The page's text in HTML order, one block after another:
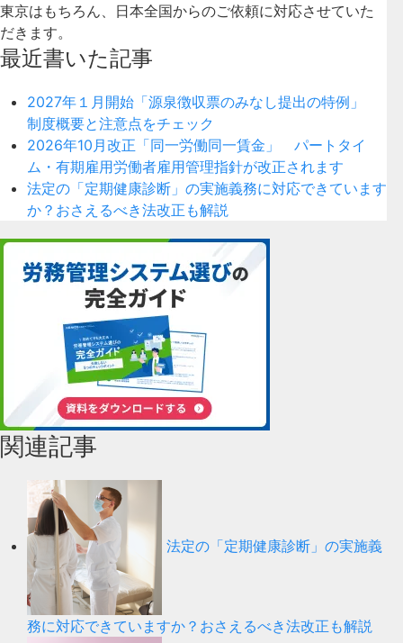
東京はもちろん、日本全国からのご依頼に対応させていた
だきます。
最近書いた記事
2027年１月開始「源泉徴収票のみなし提出の特例」
制度概要と注意点をチェック
2026年10月改正「同一労働同一賃金」 パートタイ
ム・有期雇用労働者雇用管理指針が改正されます
法定の「定期健康診断」の実施義務に対応できています
か？おさえるべき法改正も解説
関連記事
法定の「定期健康診断」の実施義
務に対応できていますか？おさえるべき法改正も解説